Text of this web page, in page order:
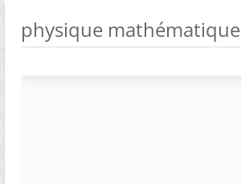
physique mathématique